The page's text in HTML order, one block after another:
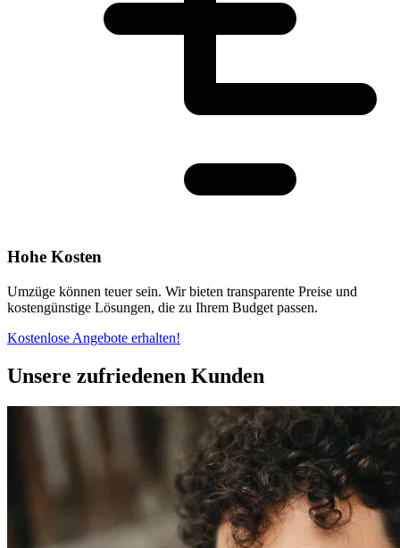
Hohe Kosten
Umzüge können teuer sein. Wir bieten transparente Preise und
kostengünstige Lösungen, die zu Ihrem Budget passen.
Kostenlose Angebote erhalten!
Unsere zufriedenen Kunden